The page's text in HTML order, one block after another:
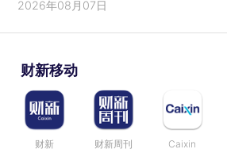
2026年08月07日
财新移动
财新 财新周刊 Caixin